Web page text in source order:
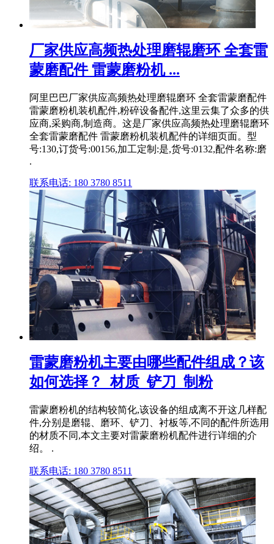
厂家供应高频热处理磨辊磨环 全套雷
蒙磨配件 雷蒙磨粉机 ...
阿里巴巴厂家供应高频热处理磨辊磨环 全套雷蒙磨配件
雷蒙磨粉机装机配件,粉碎设备配件,这里云集了众多的供
应商,采购商,制造商。这是厂家供应高频热处理磨辊磨环
全套雷蒙磨配件 雷蒙磨粉机装机配件的详细页面。型
号:130,订货号:00156,加工定制:是,货号:0132,配件名称:磨
.
联系电话: 180 3780 8511
雷蒙磨粉机主要由哪些配件组成？该
如何选择？_材质_铲刀_制粉
雷蒙磨粉机的结构较简化,该设备的组成离不开这几样配
件,分别是磨辊、磨环、铲刀、衬板等,不同的配件所选用
的材质不同,本文主要对雷蒙磨粉机配件进行详细的介
绍。 .
联系电话: 180 3780 8511